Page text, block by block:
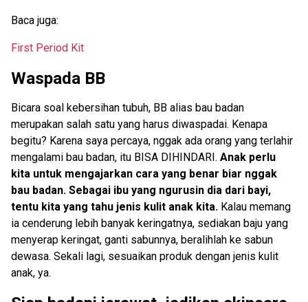
Baca juga:
First Period Kit
Waspada BB
Bicara soal kebersihan tubuh, BB alias bau badan
merupakan salah satu yang harus diwaspadai. Kenapa
begitu? Karena saya percaya, nggak ada orang yang terlahir
mengalami bau badan, itu BISA DIHINDARI. Anak perlu
kita untuk mengajarkan cara yang benar biar nggak
bau badan. Sebagai ibu yang ngurusin dia dari bayi,
tentu kita yang tahu jenis kulit anak kita. Kalau memang
ia cenderung lebih banyak keringatnya, sediakan baju yang
menyerap keringat, ganti sabunnya, beralihlah ke sabun
dewasa. Sekali lagi, sesuaikan produk dengan jenis kulit
anak, ya.